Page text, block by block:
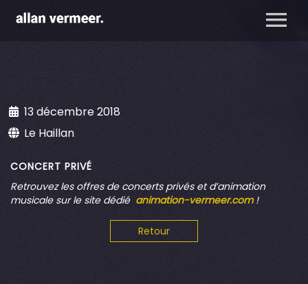
13 décembre 2018
Le Haillan
CONCERT PRIVÉ
Retrouvezles offres de concerts privés et d’animation
musicale sur le site dédié animation-vermeer.com !
Retour